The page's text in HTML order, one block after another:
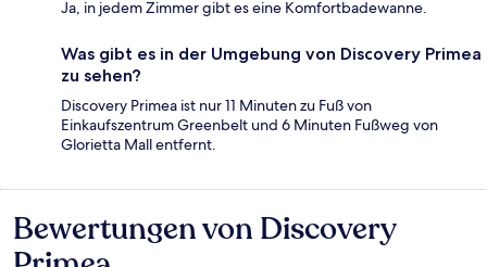
Ja, in jedem Zimmer gibt es eine Komfortbadewanne.
Was gibt es in der Umgebung von Discovery Primea
zu sehen?
Discovery Primea ist nur 11 Minuten zu Fuß von
Einkaufszentrum Greenbelt und 6 Minuten Fußweg von
Glorietta Mall entfernt.
Bewertungen
Bewertungen von Discovery